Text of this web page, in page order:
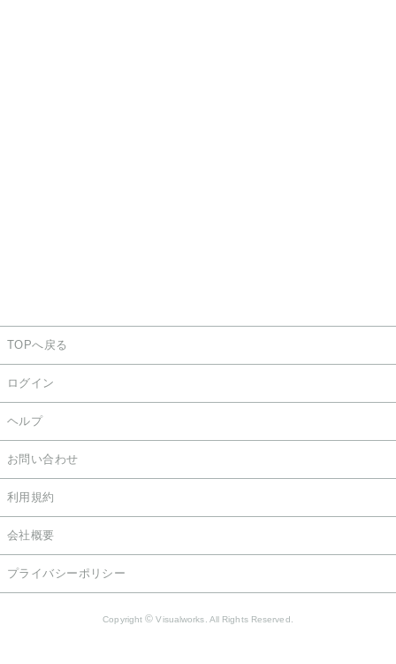
TOPへ戻る
ログイン
ヘルプ
お問い合わせ
利用規約
会社概要
プライバシーポリシー
Copyright© Visualworks. All Rights Reserved.